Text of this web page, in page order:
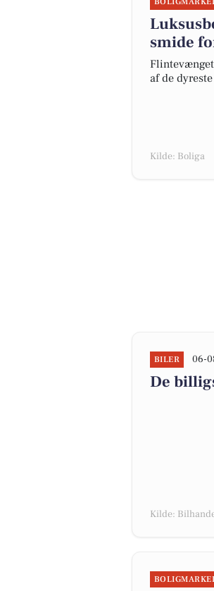
smide
af de
Kilde: Boliga
BILER 06-
De
Kilde: